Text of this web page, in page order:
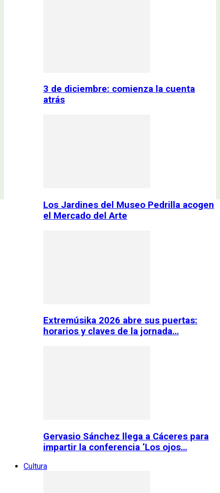
3 de diciembre: comienza la cuenta
atrás
Los Jardines del Museo Pedrilla acogen
el Mercado del Arte
Extremúsika 2026 abre sus puertas:
horarios y claves de la jornada…
Gervasio Sánchez llega a Cáceres para
impartir la conferencia ‘Los ojos…
Cultura